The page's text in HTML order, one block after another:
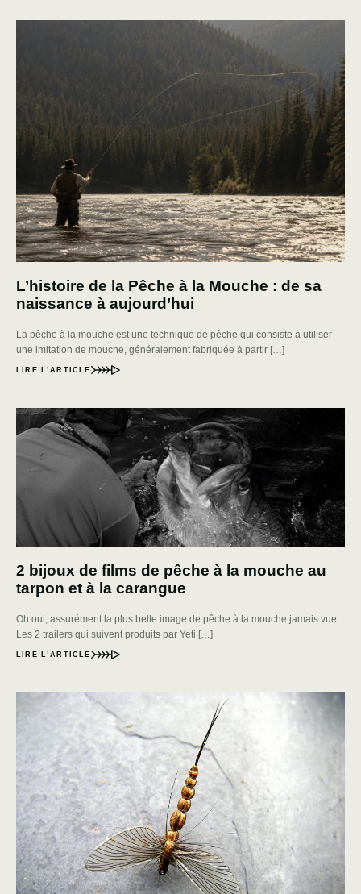
L’histoire de la Pêche à la Mouche : de sa
naissance à aujourd’hui
La pêche à la mouche est une technique de pêche qui consiste à utiliser
une imitation de mouche, généralement fabriquée à partir […]
LIRE L’ARTICLE
2 bijoux de films de pêche à la mouche au
tarpon et à la carangue
Oh oui, assurément la plus belle image de pêche à la mouche jamais vue.
Les 2 trailers qui suivent produits par Yeti […]
LIRE L’ARTICLE